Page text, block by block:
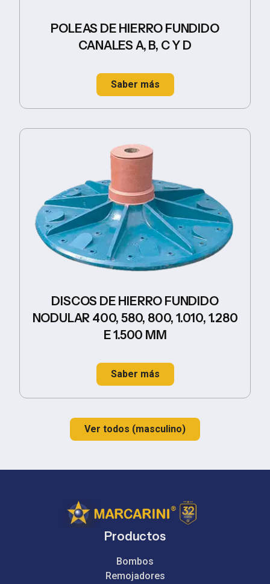
POLEAS DE HIERRO FUNDIDO
CANALES A, B, C Y D
Saber más
DISCOS DE HIERRO FUNDIDO
NODULAR 400, 580, 800, 1.010, 1.280
E 1.500 MM
Saber más
Ver todos (masculino)
Productos
Bombos
Remojadores